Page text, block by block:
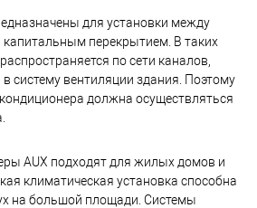
для установки между
перекрытием. В таких
по сети каналов,
систему вентиляции здания. Поэтому
должна осуществляться
AUX подходят для жилых домов и
климатическая установка способна
на большой площади. Системы